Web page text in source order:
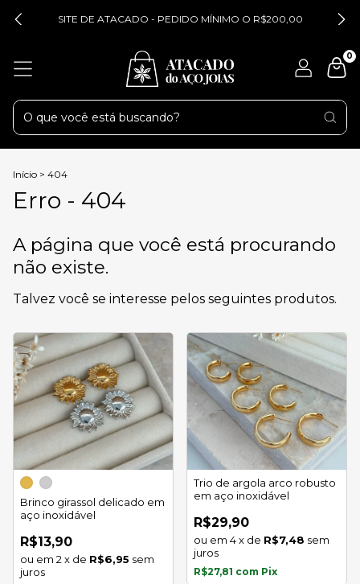
SITE DE ATACADO - PEDIDO MÍNIMO O R$200,00
0
Início > 404
Erro - 404
A página que você está procurando
não existe.
Talvez você se interesse pelos seguintes produtos.
Brinco girassol delicado em
aço inoxidável
R$13,90
2 x de R$6,95 sem
juros
Trio de argola arco robusto
em aço inoxidável
R$29,90
4x de R$7,48 sem
juros
R$27,81 com Pix